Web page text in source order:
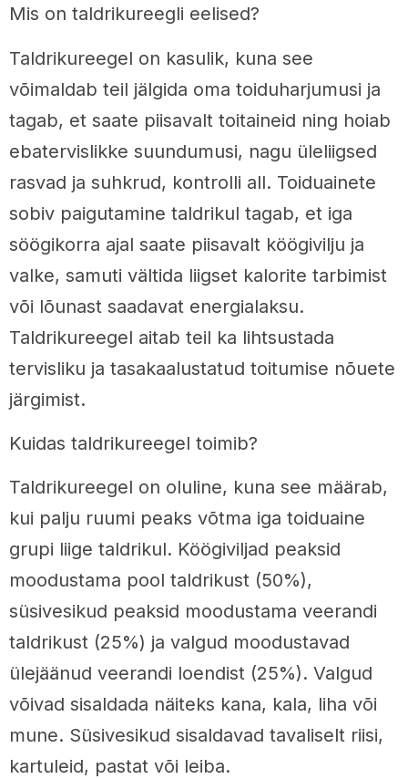
Mis on taldrikureegli eelised?
Taldrikureegel on kasulik, kuna see
võimaldab teil jälgida oma toiduharjumusi ja
tagab, et saate piisavalt toitaineid ning hoiab
ebatervislikke suundumusi, nagu üleliigsed
rasvad ja suhkrud, kontrolli all. Toiduainete
sobiv paigutamine taldrikul tagab, et iga
söögikorra ajal saate piisavalt köögivilju ja
valke, samuti vältida liigset kalorite tarbimist
või lõunast saadavat energialaksu.
Taldrikureegel aitab teil ka lihtsustada
tervisliku ja tasakaalustatud toitumise nõuete
järgimist.
Kuidas taldrikureegel toimib?
Taldrikureegel on oluline, kuna see määrab,
kui palju ruumi peaks võtma iga toiduaine
grupi liige taldrikul. Köögiviljad peaksid
moodustama pool taldrikust (50%),
süsivesikud peaksid moodustama veerandi
taldrikust (25%) ja valgud moodustavad
ülejäänud veerandi loendist (25%). Valgud
võivad sisaldada näiteks kana, kala, liha või
mune. Süsivesikud sisaldavad tavaliselt riisi,
kartuleid, pastat või leiba.